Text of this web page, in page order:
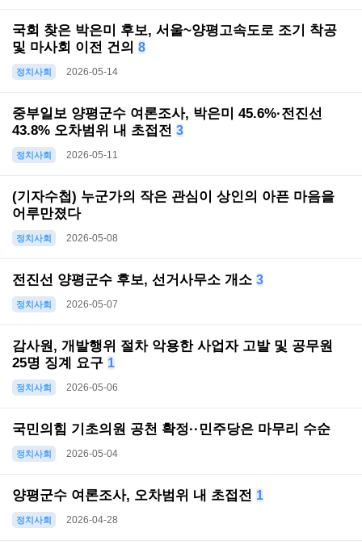
국회 찾은 박은미 후보, 서울~양평고속도로 조기 착공
및 마사회 이전 건의 8
정치사회 2026-05-14
중부일보 양평군수 여론조사, 박은미 45.6%·전진선
43.8% 오차범위 내 초접전 3
정치사회 2026-05-11
(기자수첩) 누군가의 작은 관심이 상인의 아픈 마음을
어루만졌다
정치사회 2026-05-08
전진선 양평군수 후보, 선거사무소 개소 3
정치사회 2026-05-07
감사원, 개발행위 절차 악용한 사업자 고발 및 공무원
25명 징계 요구 1
정치사회 2026-05-06
국민의힘 기초의원 공천 확정··민주당은 마무리 수순
정치사회 2026-05-04
양평군수 여론조사, 오차범위 내 초접전 1
정치사회 2026-04-28